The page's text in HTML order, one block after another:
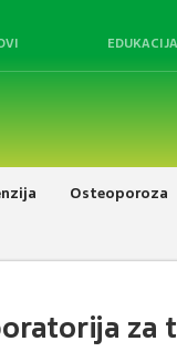
EDUKACIJA
Osteoporoza
za